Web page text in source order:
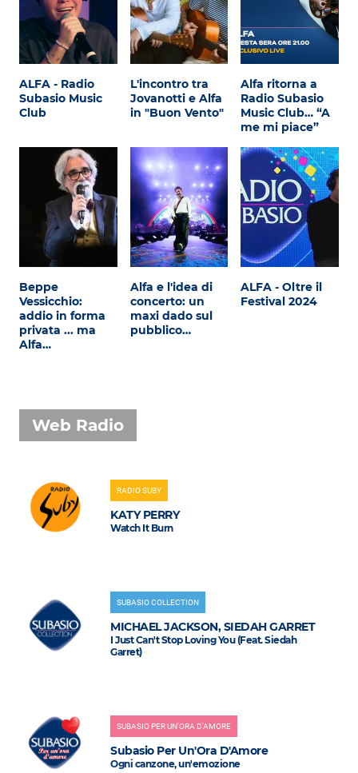
ALFA - Radio
Subasio Music
Club
L'incontro tra
Jovanotti e Alfa
in "Buon Vento"
Alfa ritorna a
Radio Subasio
Music Club… “A
me mi piace”
Beppe
Vessicchio:
addio in forma
privata ... ma
Alfa…
Alfa e l'idea di
concerto: un
maxi dado sul
pubblico…
ALFA - Oltre il
Festival 2024
Web Radio
RADIO SUBY
KATY PERRY
Watch It Burn
SUBASIO COLLECTION
MICHAEL JACKSON, SIEDAH GARRET
I Just Can't Stop Loving You (Feat. Siedah
Garret)
SUBASIO PER UN'ORA D'AMORE
Subasio Per Un'Ora D'Amore
Ogni canzone, un'emozione